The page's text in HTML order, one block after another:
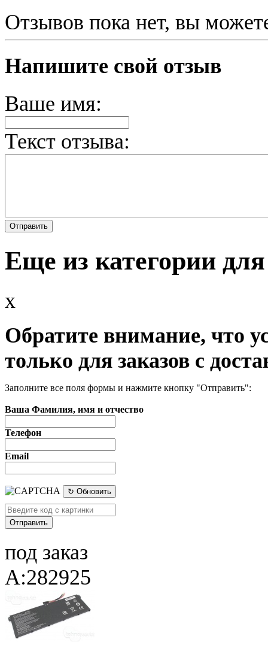
Отзывов пока нет, вы
Напишите свой отзыв
Ваше имя:
Текст отзыва:
Еще из категории
x
Обратите внимание, что
только для заказов с
Заполните все поля формы и нажмите кнопку "Отправить":
Ваша Фамилия, имя и отчество
Телефон
Email
↻ Обновить
под заказ
A:282925